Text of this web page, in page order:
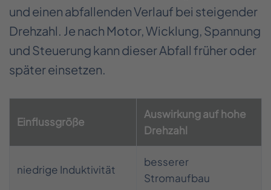
und einen abfallenden Verlauf bei steigender
Drehzahl. Je nach Motor, Wicklung, Spannung
und Steuerung kann dieser Abfall früher oder
später einsetzen.
Einflussgröße
Auswirkung auf hohe
Drehzahl
niedrige Induktivität
besserer
Stromaufbau